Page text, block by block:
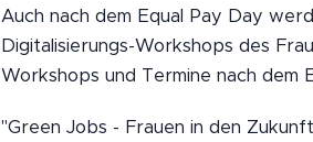
Auch nach dem Equal Pay Day
Digitalisierungs-Workshops des
Workshops und Termine nach dem
"Green Jobs - Frauen in den